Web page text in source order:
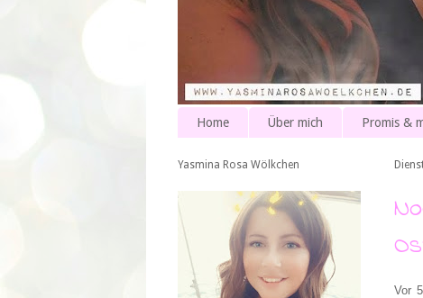
Home Über mich Promis &
Vor
Yasmina Rosa Wölkchen